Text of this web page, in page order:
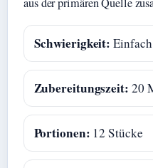
aus der primären Quelle
Schwierigkeit: Einfach
Zubereitungszeit: 20
Portionen: 12 Stücke